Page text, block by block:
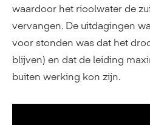
waardoor het rioolwater de
vervangen. De uitdagingen
voor stonden was dat het
blijven) en dat de leiding
buiten werking kon zijn.